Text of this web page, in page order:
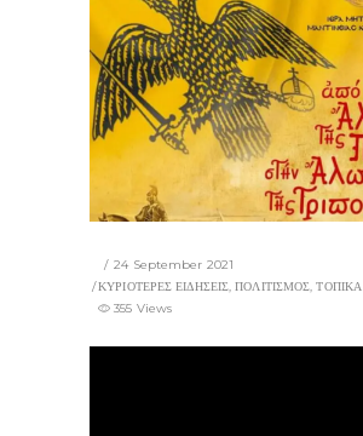
24 September 2021
ΚΥΡΙΟΤΕΡΕΣ ΕΙΔΗΣΕΙΣ,ΠΟΛΙΤΙΣΜΟΣ,ΤΟΠΙΚΑ
355 Views